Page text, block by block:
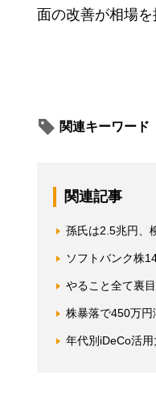
面の改善が相場を
関連キーワード
関連記事
孫氏は2.5兆円、
ソフトバンク株
やること全て裏
株暴落で450万
年代別iDeCo活